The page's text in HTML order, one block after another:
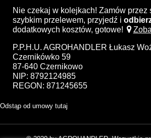
Nie czekaj w kolejkach! Zamów przez
szybkim przelewem, przyjedź i
dodatkowych kosztów, gotowe!
P.P.H.U. AGROHANDLER Łukasz
Czernikówko 59
87-640 Czernikowo
NIP: 8792124985
REGON: 871245655
Odstąp od umowy tutaj